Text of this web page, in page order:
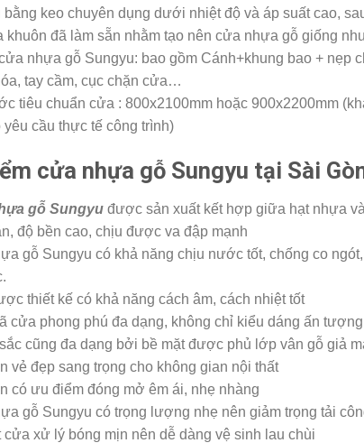
keo chuyên dụng dưới nhiệt độ và áp suất cao,
khuôn đã làm sẵn nhằm tạo nên cửa nhựa gỗ giống
nhựa gỗ Sungyu: bao gồm Cánh+khung bao + nẹp
tay cầm, cục chặn cửa…
tiêu chuẩn cửa : 800x2100mm hoặc 900x2200mm
cầu thực tế công trình)
cửa nhựa gỗ Sungyu tại Sài
gỗ Sungyuđược sản xuất kết hợp giữa hạt nhựa
độ bền cao, chịu được va đập mạnh
gỗ Sungyu có khả năng chịu nước tốt, chống co
thiết kế có khả năng cách âm, cách nhiệt tốt
cửa phong phú đa dạng, không chỉ kiểu dáng ấn
cũng đa dạng bởi bề mặt được phủ lớp vân gỗ giả
vẻ đẹp sang trọng cho không gian nội thất
có ưu điểm đóng mở êm ái, nhẹ nhàng
gỗ Sungyu có trọng lượng nhẹ nên giảm trọng tải
cửa xử lý bóng mịn nên dễ dàng vệ sinh lau chùi